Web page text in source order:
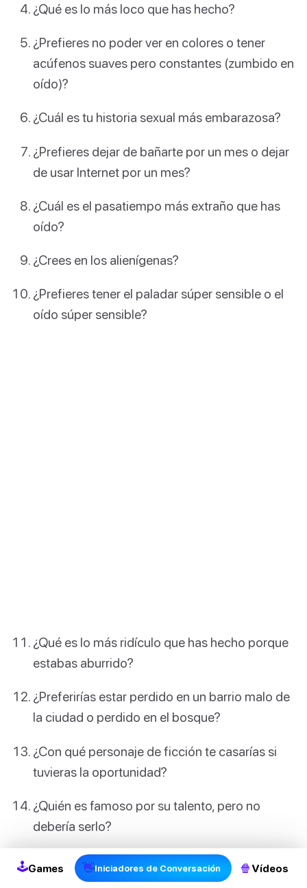
2
¿Qué es lo más loco que has hecho?
¿Prefieres no poder ver en colores o tener
acúfenos suaves pero constantes (zumbido en
oído)?
¿Cuál es tu historia sexual más embarazosa?
¿Prefieres dejar de bañarte por un mes o dejar
de usar Internet por un mes?
¿Cuál es el pasatiempo más extraño que has
oído?
¿Crees en los alienígenas?
¿Prefieres tener el paladar súper sensible o el
oído súper sensible?
¿Qué es lo más ridículo que has hecho porque
estabas aburrido?
¿Preferirías estar perdido en un barrio malo de
la ciudad o perdido en el bosque?
¿Con qué personaje de ficción te casarías si
tuvieras la oportunidad?
¿Quién es famoso por su talento, pero no
debería serlo?
¿Para que eres demasiado mayor para
disfrutar??????
🕹Games 👋Iniciadores de Conversación 🍿 Vídeos